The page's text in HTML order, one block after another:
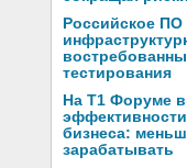
Российское
тестирования
На Т1 Форуме
бизнеса:
зарабатывать